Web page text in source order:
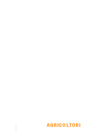
AGRICOLTORI